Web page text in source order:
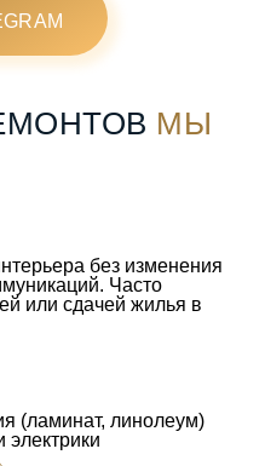
МЫ
без изменения
Часто
или сдачей жилья в
(ламинат, линолеум)
электрики